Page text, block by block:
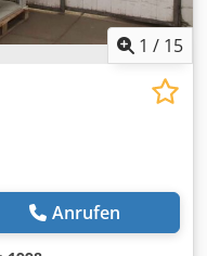
1 / 15
Anrufen